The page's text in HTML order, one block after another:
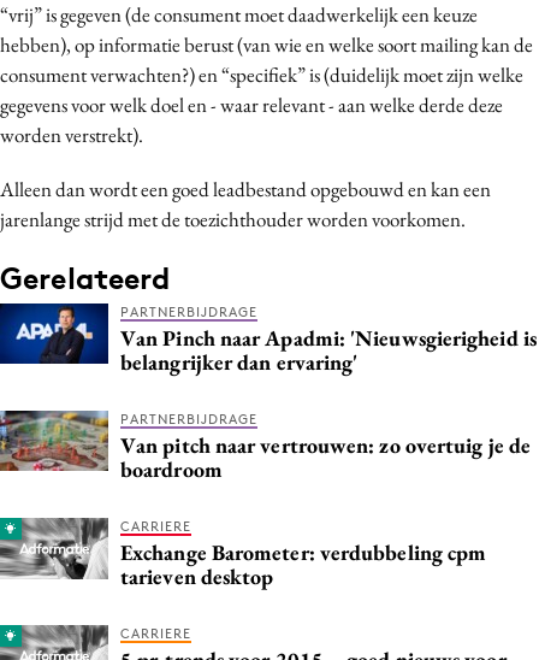
“vrij” is gegeven (de consument moet daadwerkelijk een keuze
hebben), op informatie berust (van wie en welke soort mailing kan de
consument verwachten?) en “specifiek” is (duidelijk moet zijn welke
gegevens voor welk doel en - waar relevant - aan welke derde deze
worden verstrekt).
Alleen dan wordt een goed leadbestand opgebouwd en kan een
jarenlange strijd met de toezichthouder worden voorkomen.
Gerelateerd
PARTNERBIJDRAGE
Van Pinch naar Apadmi: 'Nieuwsgierigheid is
belangrijker dan ervaring'
PARTNERBIJDRAGE
Van pitch naar vertrouwen: zo overtuig je de
boardroom
CARRIERE
Exchange Barometer: verdubbeling cpm
tarieven desktop
CARRIERE